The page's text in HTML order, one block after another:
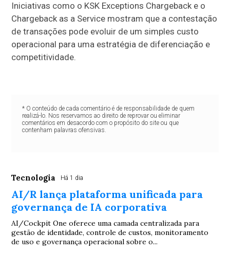
Iniciativas como o KSK Exceptions Chargeback e o
Chargeback as a Service mostram que a contestação
de transações pode evoluir de um simples custo
operacional para uma estratégia de diferenciação e
competitividade.
* O conteúdo de cada comentário é de responsabilidade de quem
realizá-lo. Nos reservamos ao direito de reprovar ou eliminar
comentários em desacordo com o propósito do site ou que
contenham palavras ofensivas.
Tecnologia Há 1 dia
AI/R lança plataforma unificada para
governança de IA corporativa
AI/Cockpit One oferece uma camada centralizada para
gestão de identidade, controle de custos, monitoramento
de uso e governança operacional sobre o...